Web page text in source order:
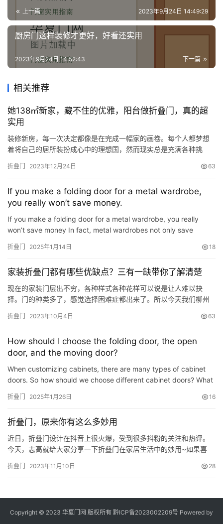
上一篇 2023年9月24日 14:49:29
厨房门这样装修才更好，好看还实用
下一篇
2023年9月24日 14:52:43
相关推荐
她138㎡新家，藏不住的优雅，阳台做折叠门，真的超
实用
装修新房，每一次决定都像是在完成一幅家的画卷。每个人都梦想
着将自己的居所装扮成心中的理想国，然而现实总是充满各种挑
足我们对于美的追求，又不失其应有的实用性？今天，我要和大家
在这个故事中，我们的主角是一个138平方米的三室两厅户型的新
房。它的空…
折叠门 2023年12月24日 63
If you make a folding door for a metal wardrobe,
you really won’t save money.
If you make a folding door for a metal wardrobe, you really
won’t save money In fact, metal wardrobes not only save
n…
折叠门 2025年1月14日 18
家装折叠门都有哪些优缺点？三有一缺带你了解清楚
现在的家装门层出不穷，各种样式各种花样可以说是让人难以抉
择。门的种类多了，感觉选择困难症都出来了。所以今天我们柳州
分析一下折叠门的优缺点吧！ 一、折叠门的优点 1、节省空间 折叠
最大的好处是，可以伸缩自由，打开的时候，变身隔断、变身门
窗；折叠的…
折叠门 2023年10月4日 63
How should I choose the folding door, the open
door, and the moving door?
When customizing cabinets, there are many types of cabinet
doors. So how should we choose different cabinet doors? What
…
折叠门 2025年1月26日 16
折叠门，原来你有这么多妙用
近日，折叠门设计在抖音上很火爆，受到很多抖粉的关注和热评。
今天，志高就给大家分享一下折叠门在家居生活中的妙用~如果喜
客厅之间到底要不要装推拉门，想将阳台独立出来，但又怕客厅面
折叠门 2023年11月10日 28
Copyright © 2023 华夏门网 版权所有 黔ICP备2023002209号 Powered by